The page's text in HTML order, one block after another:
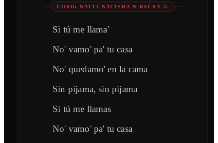
CORO: NATTI NATASHA & BECKY G
Si tú me llama'
No' vamo' pa' tu casa
No' quedamo' en la cama
Sin pijama, sin pijama
Si tú me llamas
No' vamo' pa' tu casa